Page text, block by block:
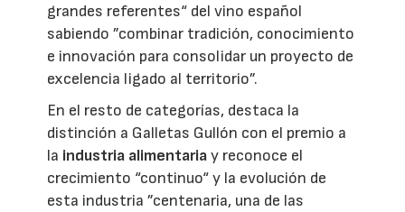
grandes referentes“ del vino español
sabiendo ”combinar tradición, conocimiento
e innovación para consolidar un proyecto de
excelencia ligado al territorio”.
En el resto de categorías, destaca la
distinción a Galletas Gullón con el premio a
la industria alimentariay reconoce el
crecimiento “continuo“ y la evolución de
esta industria ”centenaria, una de las